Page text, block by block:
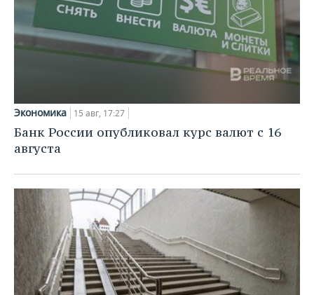
Экономика 15 авг, 17:27
Банк России опубликовал курс валют с 16
августа